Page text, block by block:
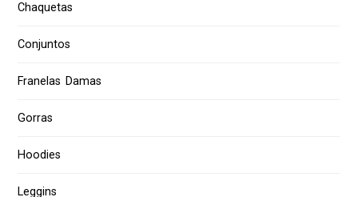
Chaquetas
Conjuntos
Franelas Damas
Gorras
Hoodies
Leggins